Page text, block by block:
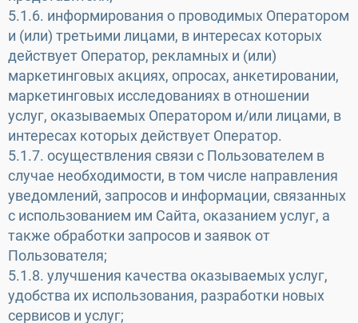
5.1.6. информирования о проводимых Оператором
и (или) третьими лицами, в интересах которых
действует Оператор, рекламных и (или)
маркетинговых акциях, опросах, анкетировании,
маркетинговых исследованиях в отношении
услуг, оказываемых Оператором и/или лицами, в
интересах которых действует Оператор.
5.1.7. осуществления связи с Пользователем в
случае необходимости, в том числе направления
уведомлений, запросов и информации, связанных
с использованием им Сайта, оказанием услуг, а
также обработки запросов и заявок от
Пользователя;
5.1.8. улучшения качества оказываемых услуг,
удобства их использования, разработки новых
сервисов и услуг;